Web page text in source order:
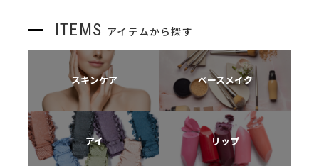
ITEMS アイテムから探す
スキンケア ベースメイク
アイ リップ